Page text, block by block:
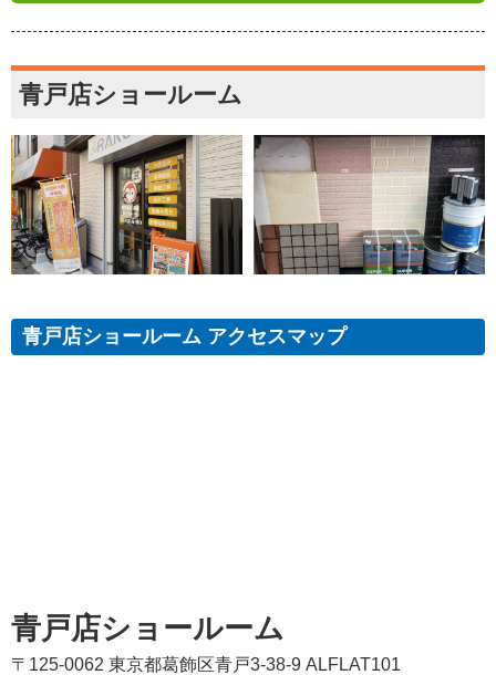
青戸店ショールーム
青戸店ショールーム アクセスマップ
青戸店ショールーム
〒125-0062 東京都葛飾区青戸3-38-9 ALFLAT101